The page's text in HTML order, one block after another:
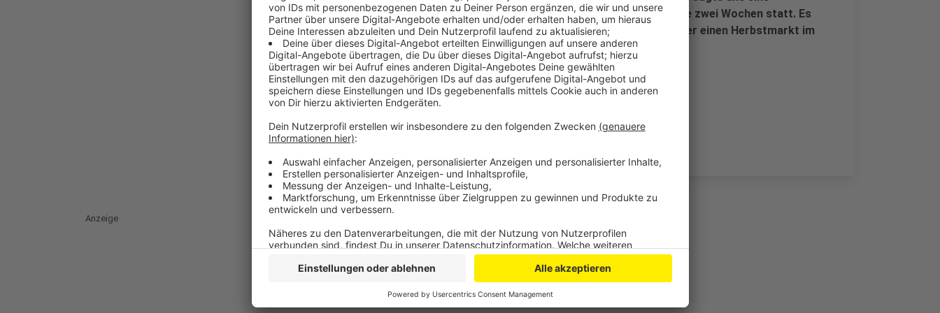
Sprecherin. Der Markt in Ripsdorf findet immer dienstags alle zwei Wochen statt. Es
gibt auch Sondermärkte wie zum Beispiel zur Spargelzeit oder einen Herbstmarkt im
Oktober.
Veröffentlicht:Dienstag, 10.09.2019 09:54
Anzeige